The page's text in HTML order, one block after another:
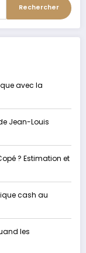
Rechercher
avec la
Jean-Louis
? Estimation et
cash au
les